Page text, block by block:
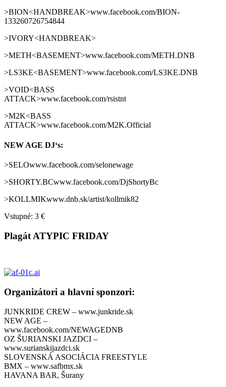
>BION<HANDBREAK>www.facebook.com/BION-
133260726754844
>IVORY<HANDBREAK>
>METH<BASEMENT>www.facebook.com/METH.DNB
>LS3KE<BASEMENT>www.facebook.com/LS3KE.DNB
>VOID<BASS
ATTACK>www.facebook.com/rsistnt
>M2K<BASS
ATTACK>www.facebook.com/M2K.Official
NEW AGE DJ‘s:
>SELOwww.facebook.com/selonewage
>SHORTY.BCwww.facebook.com/DjShortyBc
>KOLLMIKwww.dnb.sk/artist/kollmik82
Vstupné: 3 €
Plagát ATYPIC FRIDAY
Organizátori a hlavní sponzori:
JUNKRIDE CREW – www.junkride.sk
NEW AGE –
www.facebook.com/NEWAGEDNB
OZ ŠURIANSKI JAZDCI –
www.surianskijazdci.sk
SLOVENSKÁ ASOCIÁCIA FREESTYLE
BMX – www.safbmx.sk
HAVANA BAR, Šurany